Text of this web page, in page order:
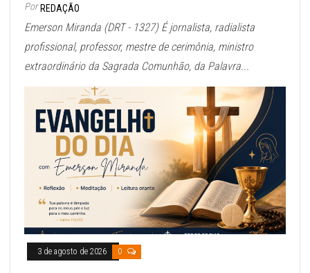
Por REDAÇÃO
Emerson Miranda (DRT - 1327) É jornalista, radialista
profissional, professor, mestre de cerimônia, ministro
extraordinário da Sagrada Comunhão, da Palavra...
3 de agosto de 2026 0